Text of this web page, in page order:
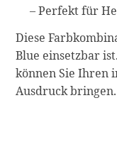
Perfekt für
Diese
Blue einsetzbar
können Sie Ihren
Ausdruck bringen.